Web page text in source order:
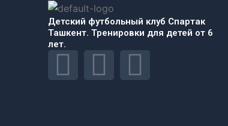
Детский футбольный клуб Спартак
Ташкент. Тренировки для детей от 6
лет.
F
I
T